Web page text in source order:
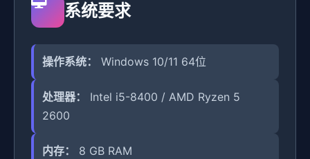
系统要求
操作系统： Windows 10/11 64位
处理器：
Intel i5-8400 / AMD Ryzen 5
2600
内存： 8 GB RAM